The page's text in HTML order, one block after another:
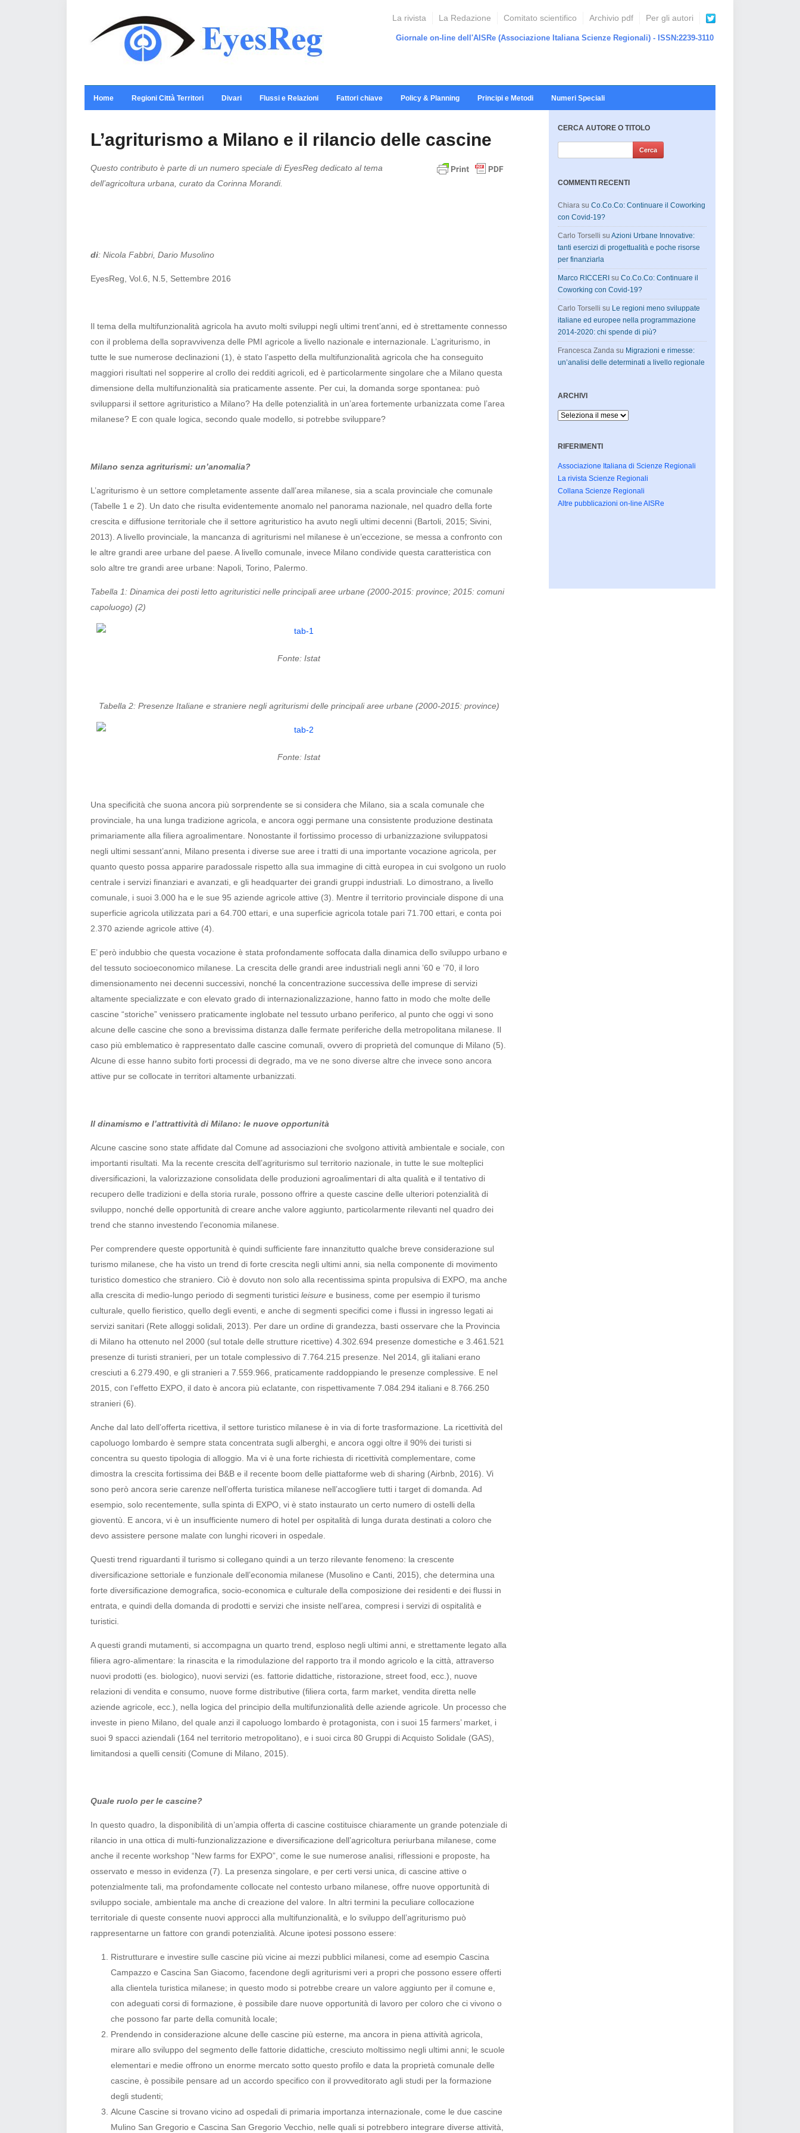
La rivista La Redazione Comitato scientifico Archivio pdf Per gli autori
Giornale on-line dell'AISRe (Associazione Italiana Scienze Regionali) - ISSN:2239-3110
Home Regioni Città Territori Divari Flussi e Relazioni Fattori chiave Policy & Planning Principi e Metodi Numeri Speciali
L’agriturismo a Milano e il rilancio delle cascine
Questo contributo è parte di un numero speciale di EyesReg dedicato al tema
dell’agricoltura urbana, curato da Corinna Morandi.
di: Nicola Fabbri, Dario Musolino
EyesReg, Vol.6, N.5, Settembre 2016
Il tema della multifunzionalità agricola ha avuto molti sviluppi negli ultimi trent’anni, ed è strettamente connesso
con il problema della sopravvivenza delle PMI agricole a livello nazionale e internazionale. L’agriturismo, in
tutte le sue numerose declinazioni (1), è stato l’aspetto della multifunzionalità agricola che ha conseguito
maggiori risultati nel sopperire al crollo dei redditi agricoli, ed è particolarmente singolare che a Milano questa
dimensione della multifunzionalità sia praticamente assente. Per cui, la domanda sorge spontanea: può
svilupparsi il settore agrituristico a Milano? Ha delle potenzialità in un’area fortemente urbanizzata come l’area
milanese? E con quale logica, secondo quale modello, si potrebbe sviluppare?
Milano senza agriturismi: un’anomalia?
L’agriturismo è un settore completamente assente dall’area milanese, sia a scala provinciale che comunale
(Tabelle 1 e 2). Un dato che risulta evidentemente anomalo nel panorama nazionale, nel quadro della forte
crescita e diffusione territoriale che il settore agrituristico ha avuto negli ultimi decenni (Bartoli, 2015; Sivini,
2013). A livello provinciale, la mancanza di agriturismi nel milanese è un’eccezione, se messa a confronto con
le altre grandi aree urbane del paese. A livello comunale, invece Milano condivide questa caratteristica con
solo altre tre grandi aree urbane: Napoli, Torino, Palermo.
Tabella 1: Dinamica dei posti letto agrituristici nelle principali aree urbane (2000-2015: province; 2015: comuni
capoluogo) (2)
Fonte: Istat
Tabella 2: Presenze Italiane e straniere negli agriturismi delle principali aree urbane (2000-2015: province)
Fonte: Istat
Una specificità che suona ancora più sorprendente se si considera che Milano, sia a scala comunale che
provinciale, ha una lunga tradizione agricola, e ancora oggi permane una consistente produzione destinata
primariamente alla filiera agroalimentare. Nonostante il fortissimo processo di urbanizzazione sviluppatosi
negli ultimi sessant’anni, Milano presenta i diverse sue aree i tratti di una importante vocazione agricola, per
quanto questo possa apparire paradossale rispetto alla sua immagine di città europea in cui svolgono un ruolo
centrale i servizi finanziari e avanzati, e gli headquarter dei grandi gruppi industriali. Lo dimostrano, a livello
comunale, i suoi 3.000 ha e le sue 95 aziende agricole attive (3). Mentre il territorio provinciale dispone di una
superficie agricola utilizzata pari a 64.700 ettari, e una superficie agricola totale pari 71.700 ettari, e conta poi
2.370 aziende agricole attive (4).
E’ però indubbio che questa vocazione è stata profondamente soffocata dalla dinamica dello sviluppo urbano e
del tessuto socioeconomico milanese. La crescita delle grandi aree industriali negli anni ’60 e ’70, il loro
dimensionamento nei decenni successivi, nonché la concentrazione successiva delle imprese di servizi
altamente specializzate e con elevato grado di internazionalizzazione, hanno fatto in modo che molte delle
cascine “storiche” venissero praticamente inglobate nel tessuto urbano periferico, al punto che oggi vi sono
alcune delle cascine che sono a brevissima distanza dalle fermate periferiche della metropolitana milanese. Il
caso più emblematico è rappresentato dalle cascine comunali, ovvero di proprietà del comunque di Milano (5).
Alcune di esse hanno subito forti processi di degrado, ma ve ne sono diverse altre che invece sono ancora
attive pur se collocate in territori altamente urbanizzati.
Il dinamismo e l’attrattività di Milano: le nuove opportunità
Alcune cascine sono state affidate dal Comune ad associazioni che svolgono attività ambientale e sociale, con
importanti risultati. Ma la recente crescita dell’agriturismo sul territorio nazionale, in tutte le sue molteplici
diversificazioni, la valorizzazione consolidata delle produzioni agroalimentari di alta qualità e il tentativo di
recupero delle tradizioni e della storia rurale, possono offrire a queste cascine delle ulteriori potenzialità di
sviluppo, nonché delle opportunità di creare anche valore aggiunto, particolarmente rilevanti nel quadro dei
trend che stanno investendo l’economia milanese.
Per comprendere queste opportunità è quindi sufficiente fare innanzitutto qualche breve considerazione sul
turismo milanese, che ha visto un trend di forte crescita negli ultimi anni, sia nella componente di movimento
turistico domestico che straniero. Ciò è dovuto non solo alla recentissima spinta propulsiva di EXPO, ma anche
alla crescita di medio-lungo periodo di segmenti turistici leisure e business, come per esempio il turismo
culturale, quello fieristico, quello degli eventi, e anche di segmenti specifici come i flussi in ingresso legati ai
servizi sanitari (Rete alloggi solidali, 2013). Per dare un ordine di grandezza, basti osservare che la Provincia
di Milano ha ottenuto nel 2000 (sul totale delle strutture ricettive) 4.302.694 presenze domestiche e 3.461.521
presenze di turisti stranieri, per un totale complessivo di 7.764.215 presenze. Nel 2014, gli italiani erano
cresciuti a 6.279.490, e gli stranieri a 7.559.966, praticamente raddoppiando le presenze complessive. E nel
2015, con l’effetto EXPO, il dato è ancora più eclatante, con rispettivamente 7.084.294 italiani e 8.766.250
stranieri (6).
Anche dal lato dell’offerta ricettiva, il settore turistico milanese è in via di forte trasformazione. La ricettività del
capoluogo lombardo è sempre stata concentrata sugli alberghi, e ancora oggi oltre il 90% dei turisti si
concentra su questo tipologia di alloggio. Ma vi è una forte richiesta di ricettività complementare, come
dimostra la crescita fortissima dei B&B e il recente boom delle piattaforme web di sharing (Airbnb, 2016). Vi
sono però ancora serie carenze nell’offerta turistica milanese nell’accogliere tutti i target di domanda. Ad
esempio, solo recentemente, sulla spinta di EXPO, vi è stato instaurato un certo numero di ostelli della
gioventù. E ancora, vi è un insufficiente numero di hotel per ospitalità di lunga durata destinati a coloro che
devo assistere persone malate con lunghi ricoveri in ospedale.
Questi trend riguardanti il turismo si collegano quindi a un terzo rilevante fenomeno: la crescente
diversificazione settoriale e funzionale dell’economia milanese (Musolino e Canti, 2015), che determina una
forte diversificazione demografica, socio-economica e culturale della composizione dei residenti e dei flussi in
entrata, e quindi della domanda di prodotti e servizi che insiste nell’area, compresi i servizi di ospitalità e
turistici.
A questi grandi mutamenti, si accompagna un quarto trend, esploso negli ultimi anni, e strettamente legato alla
filiera agro-alimentare: la rinascita e la rimodulazione del rapporto tra il mondo agricolo e la città, attraverso
nuovi prodotti (es. biologico), nuovi servizi (es. fattorie didattiche, ristorazione, street food, ecc.), nuove
relazioni di vendita e consumo, nuove forme distributive (filiera corta, farm market, vendita diretta nelle
aziende agricole, ecc.), nella logica del principio della multifunzionalità delle aziende agricole. Un processo che
investe in pieno Milano, del quale anzi il capoluogo lombardo è protagonista, con i suoi 15 farmers’ market, i
suoi 9 spacci aziendali (164 nel territorio metropolitano), e i suoi circa 80 Gruppi di Acquisto Solidale (GAS),
limitandosi a quelli censiti (Comune di Milano, 2015).
Quale ruolo per le cascine?
In questo quadro, la disponibilità di un’ampia offerta di cascine costituisce chiaramente un grande potenziale di
rilancio in una ottica di multi-funzionalizzazione e diversificazione dell’agricoltura periurbana milanese, come
anche il recente workshop “New farms for EXPO”, come le sue numerose analisi, riflessioni e proposte, ha
osservato e messo in evidenza (7). La presenza singolare, e per certi versi unica, di cascine attive o
potenzialmente tali, ma profondamente collocate nel contesto urbano milanese, offre nuove opportunità di
sviluppo sociale, ambientale ma anche di creazione del valore. In altri termini la peculiare collocazione
territoriale di queste consente nuovi approcci alla multifunzionalità, e lo sviluppo dell’agriturismo può
rappresentarne un fattore con grandi potenzialità. Alcune ipotesi possono essere:
Ristrutturare e investire sulle cascine più vicine ai mezzi pubblici milanesi, come ad esempio Cascina
Campazzo e Cascina San Giacomo, facendone degli agriturismi veri a propri che possono essere offerti
alla clientela turistica milanese; in questo modo si potrebbe creare un valore aggiunto per il comune e,
con adeguati corsi di formazione, è possibile dare nuove opportunità di lavoro per coloro che ci vivono o
che possono far parte della comunità locale;
Prendendo in considerazione alcune delle cascine più esterne, ma ancora in piena attività agricola,
mirare allo sviluppo del segmento delle fattorie didattiche, cresciuto moltissimo negli ultimi anni; le scuole
elementari e medie offrono un enorme mercato sotto questo profilo e data la proprietà comunale delle
cascine, è possibile pensare ad un accordo specifico con il provveditorato agli studi per la formazione
degli studenti;
Alcune Cascine si trovano vicino ad ospedali di primaria importanza internazionale, come le due cascine
Mulino San Gregorio e Cascina San Gregorio Vecchio, nelle quali si potrebbero integrare diverse attività,
CERCA AUTORE O TITOLO
COMMENTI RECENTI
Chiara su Co.Co.Co: Continuare il Coworking
con Covid-19?
Carlo Torselli su Azioni Urbane Innovative:
tanti esercizi di progettualità e poche risorse
per finanziarla
Marco RICCERI su Co.Co.Co: Continuare il
Coworking con Covid-19?
Carlo Torselli su Le regioni meno sviluppate
italiane ed europee nella programmazione
2014-2020: chi spende di più?
Francesca Zanda su Migrazioni e rimesse:
un’analisi delle determinati a livello regionale
ARCHIVI
Archivi
RIFERIMENTI
Associazione Italiana di Scienze Regionali
La rivista Scienze Regionali
Collana Scienze Regionali
Altre pubblicazioni on-line AISRe